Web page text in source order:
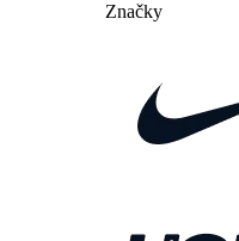
Značky